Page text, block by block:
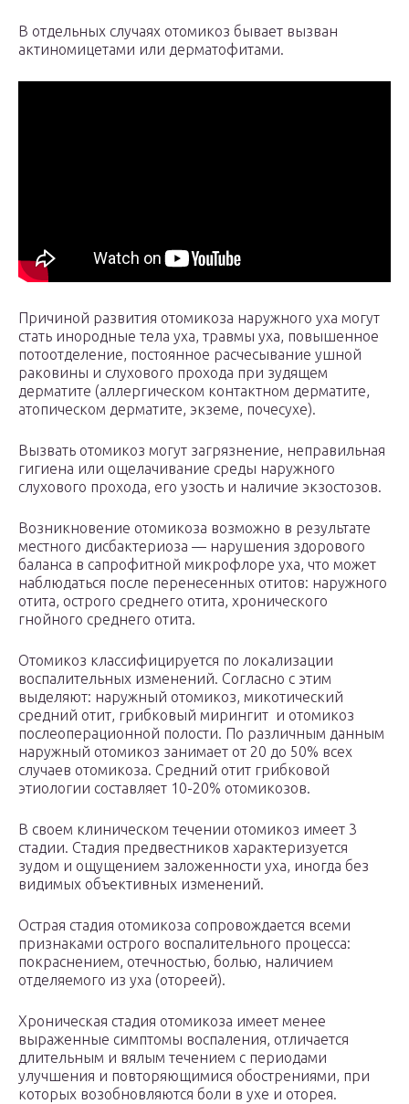
В отдельных случаях отомикоз бывает вызван
актиномицетами или дерматофитами.
Причиной развития отомикоза наружного уха могут
стать инородные тела уха, травмы уха, повышенное
потоотделение, постоянное расчесывание ушной
раковины и слухового прохода при зудящем
дерматите (аллергическом контактном дерматите,
атопическом дерматите, экземе, почесухе).
Вызвать отомикоз могут загрязнение, неправильная
гигиена или ощелачивание среды наружного
слухового прохода, его узость и наличие экзостозов.
Возникновение отомикоза возможно в результате
местного дисбактериоза — нарушения здорового
баланса в сапрофитной микрофлоре уха, что может
наблюдаться после перенесенных отитов: наружного
отита, острого среднего отита, хронического
гнойного среднего отита.
Отомикоз классифицируется по локализации
воспалительных изменений. Согласно с этим
выделяют: наружный отомикоз, микотический
средний отит, грибковый мирингит и отомикоз
послеоперационной полости. По различным данным
наружный отомикоз занимает от 20 до 50% всех
случаев отомикоза. Средний отит грибковой
этиологии составляет 10-20% отомикозов.
В своем клиническом течении отомикоз имеет 3
стадии. Стадия предвестников характеризуется
зудом и ощущением заложенности уха, иногда без
видимых объективных изменений.
Острая стадия отомикоза сопровождается всеми
признаками острого воспалительного процесса:
покраснением, отечностью, болью, наличием
отделяемого из уха (отореей).
Хроническая стадия отомикоза имеет менее
выраженные симптомы воспаления, отличается
длительным и вялым течением с периодами
улучшения и повторяющимися обострениями, при
которых возобновляются боли в ухе и оторея.